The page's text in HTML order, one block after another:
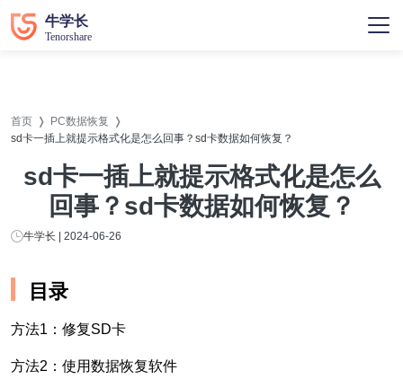
首页
PC数据恢复
sd卡一插上就提示格式化是怎么回事？sd卡数据如何恢复？
sd卡一插上就提示格式化是怎么
回事？sd卡数据如何恢复？
牛学长 | 2024-06-26
目录
方法1：修复SD卡
方法2：使用数据恢复软件